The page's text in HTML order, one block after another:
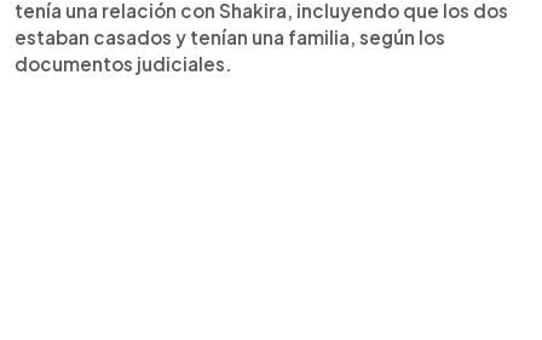
tenía una relación con Shakira, incluyendo que los dos
estaban casados y tenían una familia, según los
documentos judiciales.